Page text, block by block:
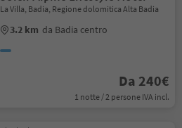
La Villa, Badia, Regione dolomitica Alta Badia
3.2 km da Badia centro
Da 240€
1 notte / 2 persone IVA incl.